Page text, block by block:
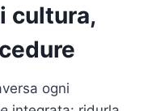
cultura,
ogni